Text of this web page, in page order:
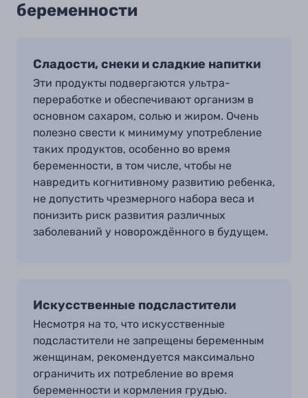
беременности
Сладости, снеки и сладкие напитки
Эти продукты подвергаются ультра-
переработке и обеспечивают организм в
основном сахаром, солью и жиром. Очень
полезно свести к минимуму употребление
таких продуктов, особенно во время
беременности, в том числе, чтобы не
навредить когнитивному развитию ребенка,
не допустить чрезмерного набора веса и
понизить риск развития различных
заболеваний у новорождённого в будущем.
Искусственные подсластители
Несмотря на то, что искусственные
подсластители не запрещены беременным
женщинам, рекомендуется максимально
ограничить их потребление во время
беременности и кормления грудью.